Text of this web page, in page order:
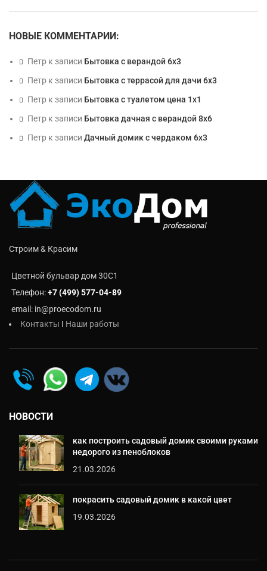
НОВЫЕ КОММЕНТАРИИ:
Петр к записи Бытовка с верандой 6х3
Петр к записи Бытовка с террасой для дачи 6х3
Петр к записи Бытовка с туалетом цена 1х1
Петр к записи Бытовка дачная с верандой 8х6
Петр к записи Дачный домик с чердаком 6х3
Строим & Красим
Цветной бульвар дом 30C1
Телефон:+7 (499) 577-04-89
email: in@proecodom.ru
Контакты I Наши работы
НОВОСТИ
как построить садовый домик своими руками
недорого из пеноблоков
21.03.2026
покрасить садовый домик в какой цвет
19.03.2026